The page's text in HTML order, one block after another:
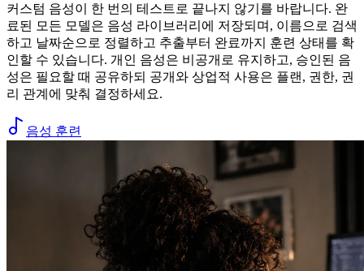
커스텀 음성이 한 번의 테스트로 끝나지 않기를 바랍니다. 완
료된 모든 모델은 음성 라이브러리에 저장되며, 이름으로 검색
하고 날짜순으로 정렬하고 추출부터 완료까지 훈련 상태를 확
인할 수 있습니다. 개인 음성은 비공개로 유지하고, 승인된 음
성은 필요할 때 공유하되 공개와 상업적 사용은 플랜, 권한, 권
리 관계에 맞춰 결정하세요.
음성 훈련